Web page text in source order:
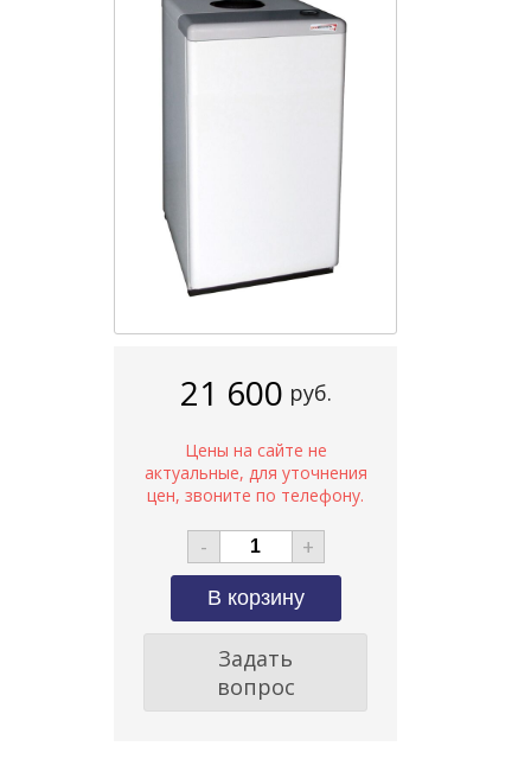
21 600 руб.
- +
Задать
вопрос